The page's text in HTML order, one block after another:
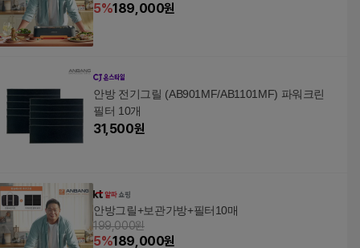
5%189,000원
안방 전기그릴 (AB901MF/AB1101MF) 파워크린
필터 10개
31,500원
안방그릴+보관가방+필터10매
199,000원
5%189,000원